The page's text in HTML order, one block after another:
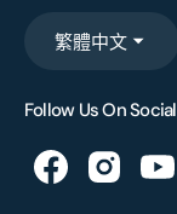
繁體中文
Follow Us On Social